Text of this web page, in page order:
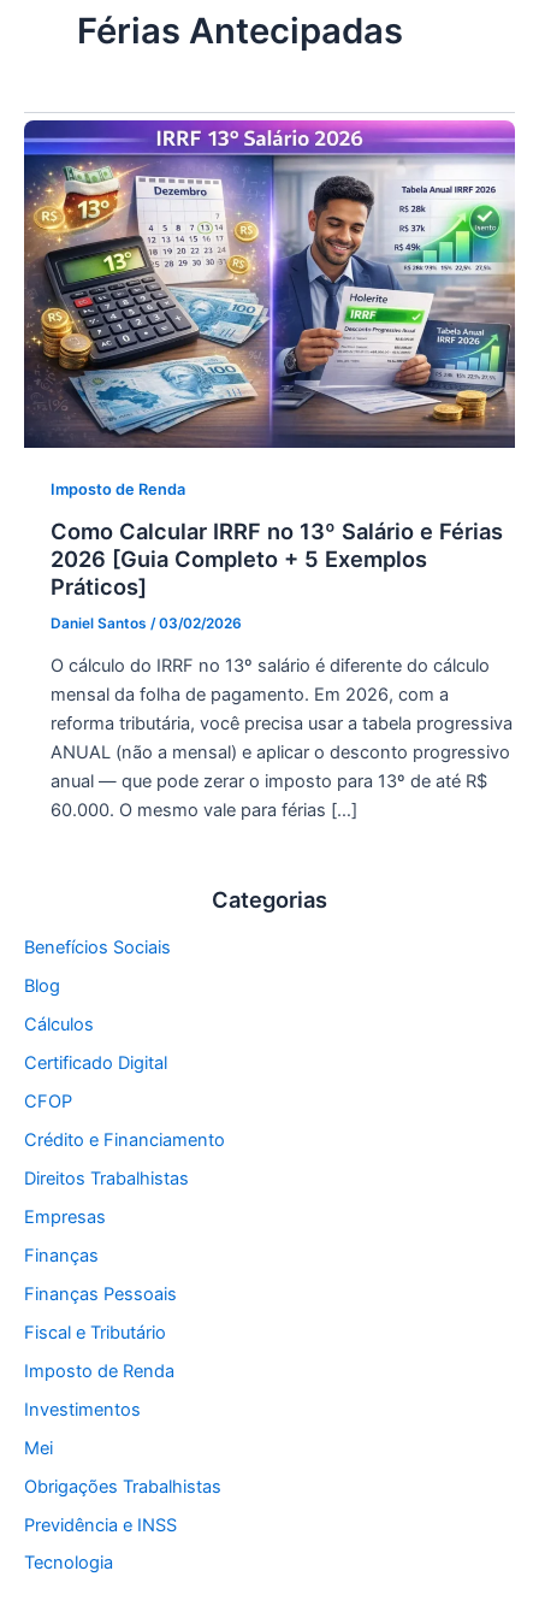
Férias Antecipadas
Imposto de Renda
Como Calcular IRRF no 13º Salário e Férias
2026 [Guia Completo + 5 Exemplos
Práticos]
Daniel Santos /03/02/2026
O cálculo do IRRF no 13º salário é diferente do cálculo
mensal da folha de pagamento. Em 2026, com a
reforma tributária, você precisa usar a tabela progressiva
ANUAL (não a mensal) e aplicar o desconto progressivo
anual — que pode zerar o imposto para 13º de até R$
60.000. O mesmo vale para férias […]
Categorias
Benefícios Sociais
Blog
Cálculos
Certificado Digital
CFOP
Crédito e Financiamento
Direitos Trabalhistas
Empresas
Finanças
Finanças Pessoais
Fiscal e Tributário
Imposto de Renda
Investimentos
Mei
Obrigações Trabalhistas
Previdência e INSS
Tecnologia